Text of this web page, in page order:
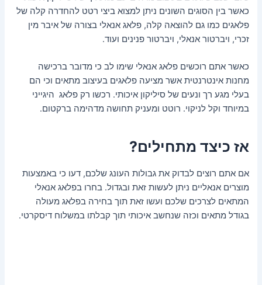
כאשר בין הסוגים השונים ניתן למצוא ביצי רטט להחדרה קלה של
פלאגים כמו גם להוצאה קלה, פלאג אנאלי בצורה של איבר מין
זכרי, ויברטור אנאלי, ויברטור פנינים ועוד.
כאשר אתם רוכשים פלאג אנאלי שימו לב כי מדובר ברכישה
מחנות אינטרנטית אשר מציעה פלאגים בעיצוב מתאים וכי הם
בעלי מגע רך ונעים של סיליקון איכותי. רכשו רק פלאג היגייני
במיוחד וקל לניקוי. רוטט ומעניק תחושה מדהימה ברקטום.
אז כיצד מתחילים?
אם אתם רוצים לבדוק את גבולות העונג שלכם, דעו כי באמצעות
מוצרים אנאליים ניתן לעשות זאת ובגדול. בחרו בפלאג אנאלי
המתאים לצרכים שלכם ועשו זאת תוך בחירה בפלאג מעולה
בגודל מתאים וכזה שנחשב איכותי תוך קבלתו במשלוח דיסקרטי.